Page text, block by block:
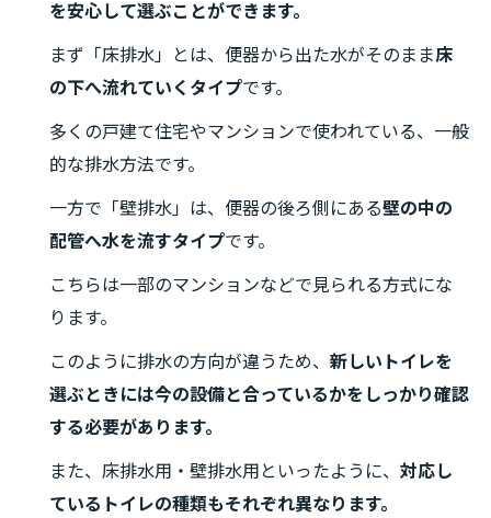
を安心して選ぶことができます。
まず「床排水」とは、便器から出た水がそのまま床
の下へ流れていくタイプです。
多くの戸建て住宅やマンションで使われている、一般
的な排水方法です。
一方で「壁排水」は、便器の後ろ側にある壁の中の
配管へ水を流すタイプです。
こちらは一部のマンションなどで見られる方式にな
ります。
このように排水の方向が違うため、 新しいトイレを
選ぶときには今の設備と合っているかをしっかり確認
する必要があります。
また、床排水用・壁排水用といったように、 対応し
ているトイレの種類もそれぞれ異なります。